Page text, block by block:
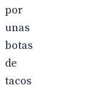
por
unas
botas
de
tacos